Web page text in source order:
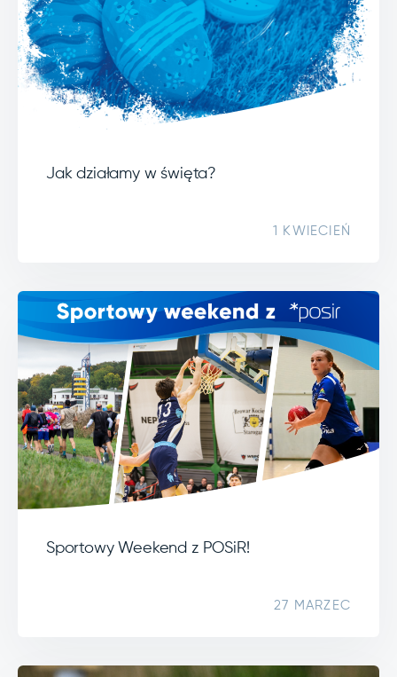
Jak działamy w święta?
1 KWIECIEŃ
Sportowy Weekend z POSiR!
27 MARZEC